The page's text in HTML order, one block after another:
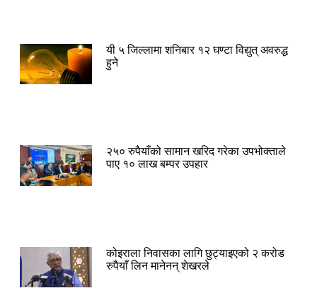
यी ५ जिल्लामा शनिबार १२ घण्टा विद्युत् अवरुद्ध
हुने
२५० रुपैयाँको सामान खरिद गरेका उपभोक्ताले
पाए १० लाख बम्पर उपहार
कोइराला निवासका लागि छुट्याइएको २ करोड
रुपैयाँ लिन मानेनन् शेखरले